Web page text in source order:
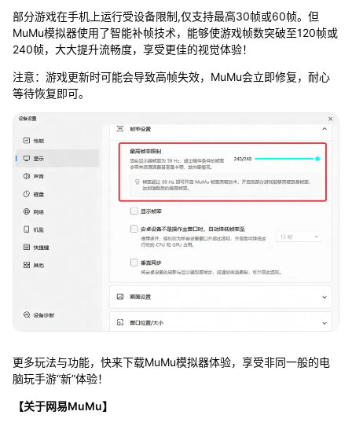
部分游戏在手机上运行受设备限制,仅支持最高30帧或60帧。但
MuMu模拟器使用了智能补帧技术，能够使游戏帧数突破至120帧或
240帧，大大提升流畅度，享受更佳的视觉体验！
注意：游戏更新时可能会导致高帧失效，MuMu会立即修复，耐心
等待恢复即可。
更多玩法与功能，快来下载MuMu模拟器体验，享受非同一般的电
脑玩手游“新”体验！
【关于网易MuMu】